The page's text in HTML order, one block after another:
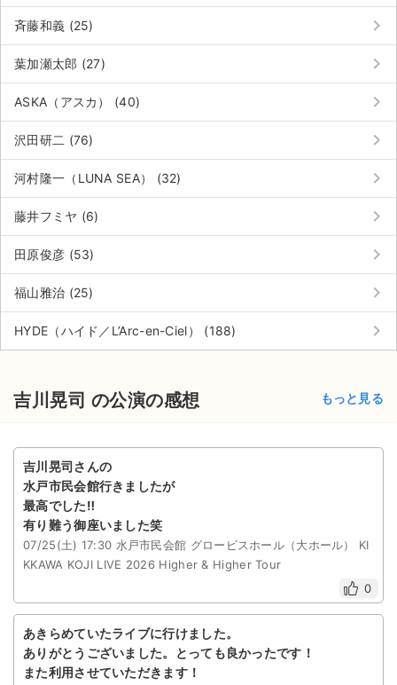
斉藤和義 (25) keyboard_arrow_right
葉加瀬太郎 (27) keyboard_arrow_right
ASKA（アスカ） (40) keyboard_arrow_right
沢田研二 (76) keyboard_arrow_right
河村隆一（LUNA SEA） (32) keyboard_arrow_right
藤井フミヤ (6) keyboard_arrow_right
田原俊彦 (53) keyboard_arrow_right
福山雅治 (25) keyboard_arrow_right
HYDE（ハイド／L’Arc-en-Ciel） (188) keyboard_arrow_right
吉川晃司 の公演の感想 もっと見る
吉川晃司さんの
水戸市民会館行きましたが
最高でした‼️
有り難う御座いました笑
07/25(土) 17:30 水戸市民会館 グロービスホール（大ホール） KI
KKAWA KOJI LIVE 2026 Higher & Higher Tour
0
あきらめていたライブに行けました。
ありがとうございました。とっても良かったです！
また利用させていただきます！